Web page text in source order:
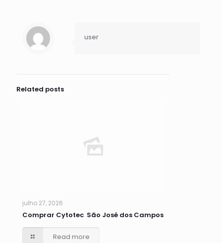
user
Related posts
julho 27, 2026
Comprar Cytotec São José dos Campos
Read more